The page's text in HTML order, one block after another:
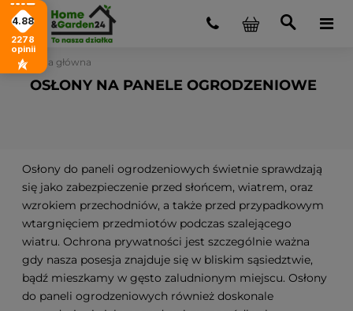
Strona główna
OSŁONY NA PANELE OGRODZENIOWE
Osłony do paneli ogrodzeniowych świetnie sprawdzają
się jako zabezpieczenie przed słońcem, wiatrem, oraz
wzrokiem przechodniów, a także przed przypadkowym
wtargnięciem przedmiotów podczas szalejącego
wiatru. Ochrona prywatności jest szczególnie ważna
gdy nasza posesja znajduje się w bliskim sąsiedztwie,
bądź mieszkamy w gęsto zaludnionym miejscu. Osłony
do paneli ogrodzeniowych również doskonale
4.88
2278
opinii